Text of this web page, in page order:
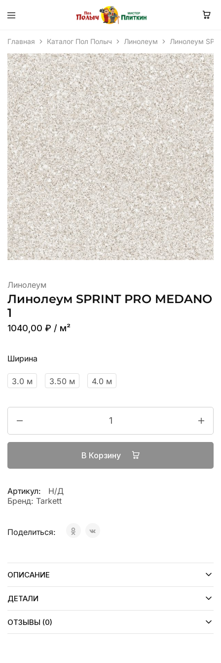
Главная Каталог Пол Полыч Линолеум Линолеум
Линолеум
Линолеум SPRINT PRO MEDANO
1
1040,00 ₽ / м²
Ширина
3.0 м 3.50 м 4.0 м
В Корзину
Артикул:
Н/Д
Бренд: Tarkett
Поделиться:
ОПИСАНИЕ
ДЕТАЛИ
ОТЗЫВЫ (0)